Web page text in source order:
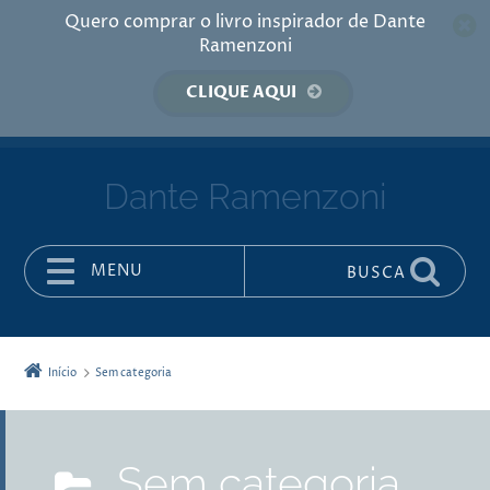
Quero comprar o livro inspirador de Dante
Ramenzoni
CLIQUE AQUI
Dante Ramenzoni
MENU BUSCA
Início Sem categoria